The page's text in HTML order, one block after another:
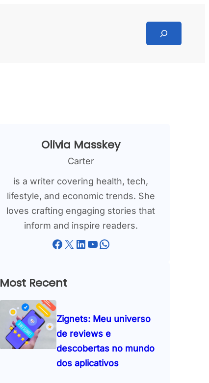
Search
Olivia Masskey
Carter
is a writer covering health, tech,
lifestyle, and economic trends. She
loves crafting engaging stories that
inform and inspire readers.
Facebook X LinkedIn YouTube WhatsApp
Most Recent
Zignets: Meu universo
de reviews e
descobertas no mundo
dos aplicativos